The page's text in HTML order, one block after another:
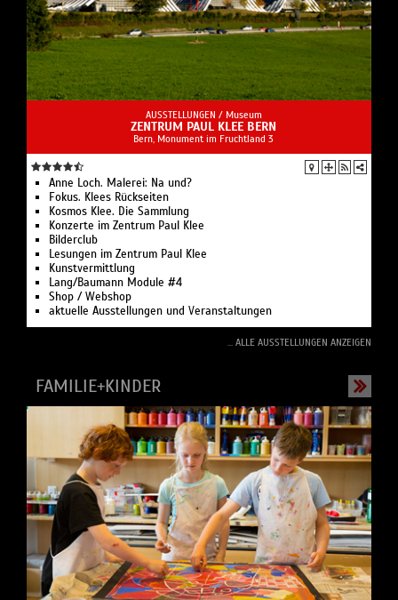
AUSSTELLUNGEN / Museum
ZENTRUM PAUL KLEE BERN
Bern, Monument im Fruchtland 3
Anne Loch. Malerei: Na und?
Fokus. Klees Rückseiten
Kosmos Klee. Die Sammlung
Konzerte im Zentrum Paul Klee
Bilderclub
Lesungen im Zentrum Paul Klee
Kunstvermittlung
Lang/Baumann Module #4
Shop / Webshop
aktuelle Ausstellungen und Veranstaltungen
... ALLE AUSSTELLUNGEN ANZEIGEN
FAMILIE+KINDER